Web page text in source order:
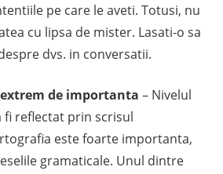
pe care le aveti. Totusi, nu
cu lipsa de mister. Lasati-o sa
dvs. in conversatii.
de importanta – Nivelul
fi reflectat prin scrisul
este foarte importanta,
gramaticale. Unul dintre